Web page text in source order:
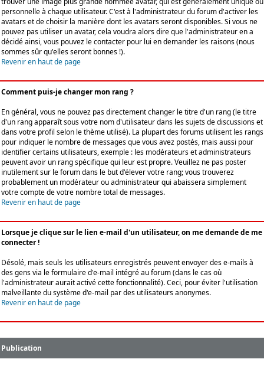
personnelle à chaque utilisateur. C'est à l'administrateur du forum d'activer les
avatars et de choisir la manière dont les avatars seront disponibles. Si vous ne
pouvez pas utiliser un avatar, cela voudra alors dire que l'administrateur en a
décidé ainsi, vous pouvez le contacter pour lui en demander les raisons (nous
sommes sûr qu'elles seront bonnes !).
Revenir en haut de page
Comment puis-je changer mon rang ?
En général, vous ne pouvez pas directement changer le titre d'un rang (le titre
d'un rang apparaît sous votre nom d'utilisateur dans les sujets de discussions et
dans votre profil selon le thème utilisé). La plupart des forums utilisent les rangs
pour indiquer le nombre de messages que vous avez postés, mais aussi pour
identifier certains utilisateurs, exemple : les modérateurs et administrateurs
peuvent avoir un rang spécifique qui leur est propre. Veuillez ne pas poster
inutilement sur le forum dans le but d'élever votre rang; vous trouverez
probablement un modérateur ou administrateur qui abaissera simplement
votre compte de votre nombre total de messages.
Revenir en haut de page
Lorsque je clique sur le lien e-mail d'un utilisateur, on me demande de me
connecter !
Désolé, mais seuls les utilisateurs enregistrés peuvent envoyer des e-mails à
des gens via le formulaire d'e-mail intégré au forum (dans le cas où
l'administrateur aurait activé cette fonctionnalité). Ceci, pour éviter l'utilisation
malveillante du système d'e-mail par des utilisateurs anonymes.
Revenir en haut de page
Publication